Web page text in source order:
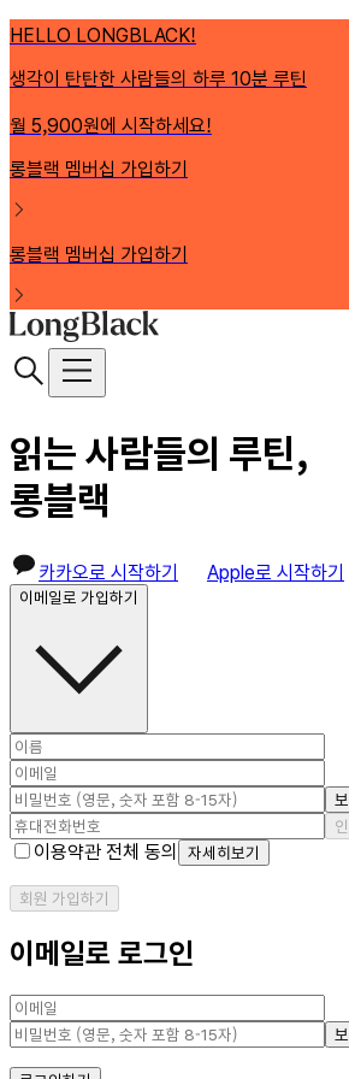
HELLO LONGBLACK!
생각이 탄탄한 사람들의 하루 10분 루틴
월 5,900원에 시작하세요!
롱블랙 멤버십 가입하기
롱블랙 멤버십 가입하기
읽는 사람들의 루틴,
롱블랙
카카오로 시작하기 Apple로 시작하기
이메일로 가입하기
이용약관 전체 동의 자세히보기
회원 가입하기
이메일로 로그인